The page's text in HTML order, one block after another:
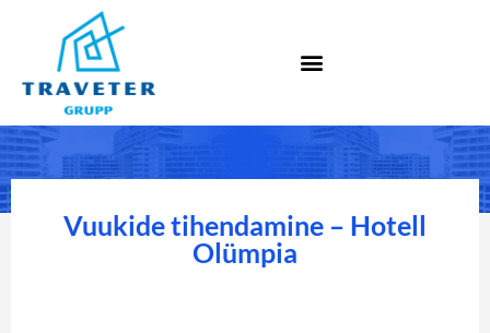
Vuukide tihendamine – Hotell
Olümpia